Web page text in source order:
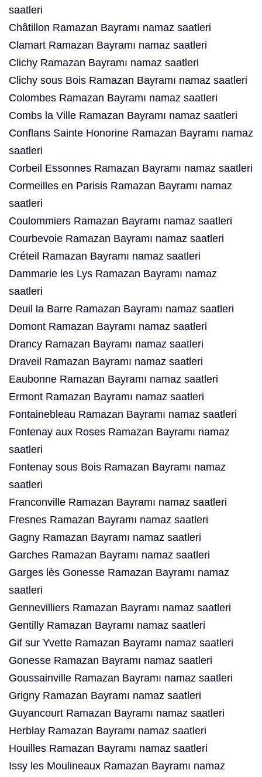
saatleri
Châtillon Ramazan Bayramı namaz saatleri
Clamart Ramazan Bayramı namaz saatleri
Clichy Ramazan Bayramı namaz saatleri
Clichy sous Bois Ramazan Bayramı namaz saatleri
Colombes Ramazan Bayramı namaz saatleri
Combs la Ville Ramazan Bayramı namaz saatleri
Conflans Sainte Honorine Ramazan Bayramı namaz
saatleri
Corbeil Essonnes Ramazan Bayramı namaz saatleri
Cormeilles en Parisis Ramazan Bayramı namaz
saatleri
Coulommiers Ramazan Bayramı namaz saatleri
Courbevoie Ramazan Bayramı namaz saatleri
Créteil Ramazan Bayramı namaz saatleri
Dammarie les Lys Ramazan Bayramı namaz
saatleri
Deuil la Barre Ramazan Bayramı namaz saatleri
Domont Ramazan Bayramı namaz saatleri
Drancy Ramazan Bayramı namaz saatleri
Draveil Ramazan Bayramı namaz saatleri
Eaubonne Ramazan Bayramı namaz saatleri
Ermont Ramazan Bayramı namaz saatleri
Fontainebleau Ramazan Bayramı namaz saatleri
Fontenay aux Roses Ramazan Bayramı namaz
saatleri
Fontenay sous Bois Ramazan Bayramı namaz
saatleri
Franconville Ramazan Bayramı namaz saatleri
Fresnes Ramazan Bayramı namaz saatleri
Gagny Ramazan Bayramı namaz saatleri
Garches Ramazan Bayramı namaz saatleri
Garges lès Gonesse Ramazan Bayramı namaz
saatleri
Gennevilliers Ramazan Bayramı namaz saatleri
Gentilly Ramazan Bayramı namaz saatleri
Gif sur Yvette Ramazan Bayramı namaz saatleri
Gonesse Ramazan Bayramı namaz saatleri
Goussainville Ramazan Bayramı namaz saatleri
Grigny Ramazan Bayramı namaz saatleri
Guyancourt Ramazan Bayramı namaz saatleri
Herblay Ramazan Bayramı namaz saatleri
Houilles Ramazan Bayramı namaz saatleri
Issy les Moulineaux Ramazan Bayramı namaz